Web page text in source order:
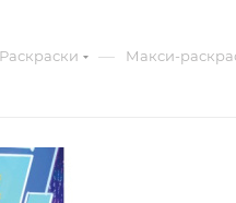
Раскраски — Макси-